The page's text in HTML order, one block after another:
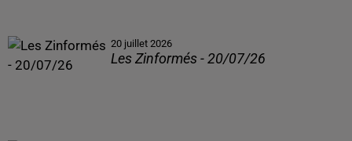
20 juillet 2026
Les Zinformés - 20/07/26